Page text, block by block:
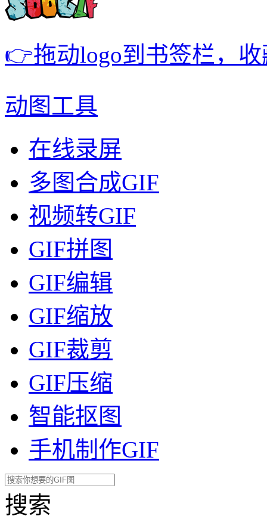
👉拖动logo到书签栏，
动图工具
在线录屏
多图合成GIF
视频转GIF
GIF拼图
GIF编辑
GIF缩放
GIF裁剪
GIF压缩
智能抠图
手机制作GIF
搜索